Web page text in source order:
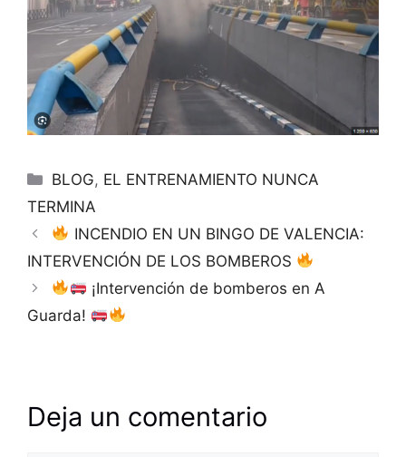
Categorías
BLOG, EL ENTRENAMIENTO NUNCA
TERMINA
INCENDIO EN UN BINGO DE VALENCIA:
INTERVENCIÓN DE LOS BOMBEROS
¡Intervención de bomberos en A
Guarda!
Deja un comentario